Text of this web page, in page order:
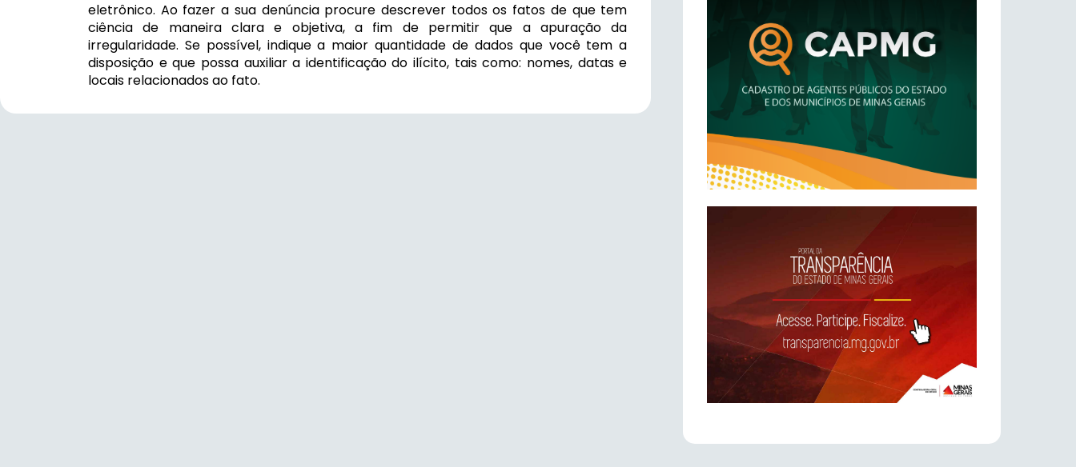
eletrônico. Ao fazer a sua denúncia procure descrever todos os fatos de que tem
ciência de maneira clara e objetiva, a fim de permitir que a apuração da
irregularidade. Se possível, indique a maior quantidade de dados que você tem a
disposição e que possa auxiliar a identificação do ilícito, tais como: nomes, datas e
locais relacionados ao fato.